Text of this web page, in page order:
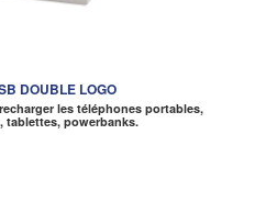
DOUBLE LOGO
les téléphones portables,
tablettes, powerbanks.